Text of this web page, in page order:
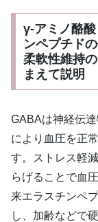
γ-アミノ酪
ンペプチド
柔軟性維持
まえて説明
GABAは神経伝
により血圧を正
す。ストレス軽
らげることで血
来エラスチンペ
し、加齢などで